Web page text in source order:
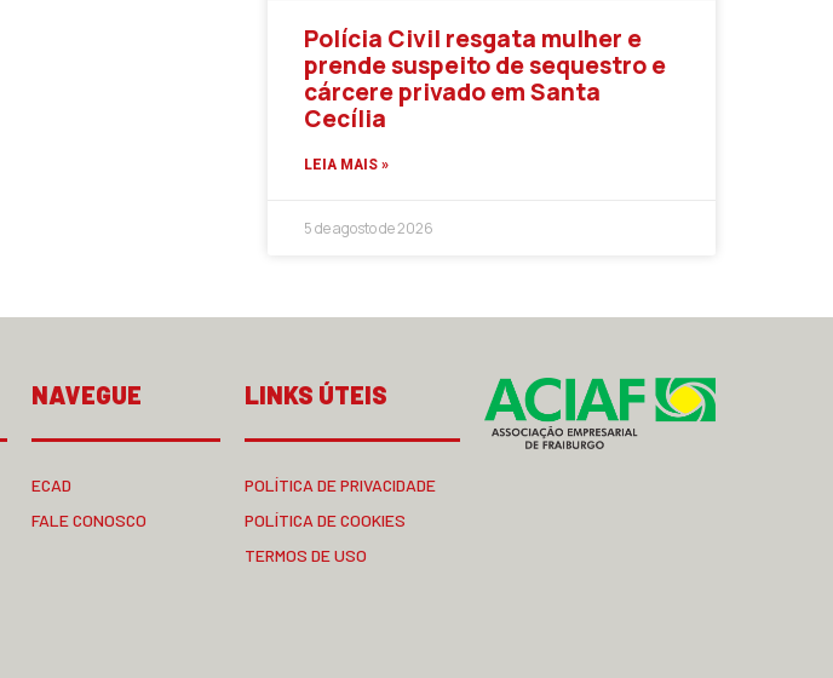
Polícia Civil resgata mulher e
prende suspeito de sequestro e
cárcere privado em Santa
Cecília
LEIA MAIS »
5 de agosto de 2026
NAVEGUE
ECAD
FALE CONOSCO
LINKS ÚTEIS
POLÍTICA DE PRIVACIDADE
POLÍTICA DE COOKIES
TERMOS DE USO